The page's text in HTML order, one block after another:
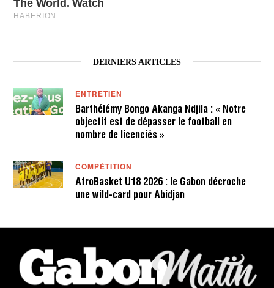
DERNIERS ARTICLES
ENTRETIEN
Barthélémy Bongo Akanga Ndjila : « Notre
objectif est de dépasser le football en
nombre de licenciés »
COMPÉTITION
AfroBasket U18 2026 : le Gabon décroche
une wild-card pour Abidjan